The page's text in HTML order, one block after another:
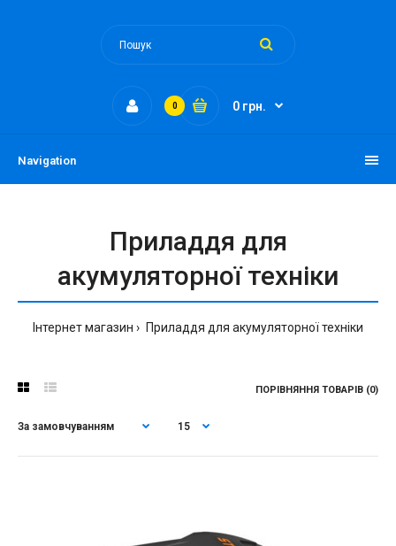
0 0 грн.
Navigation
Приладдя для
акумуляторної техніки
Інтернет магазин Приладдя для акумуляторної техніки
ПОРІВНЯННЯ ТОВАРІВ (0)